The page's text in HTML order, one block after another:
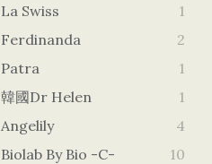
La Swiss
1
Ferdinanda
2
Patra
1
韓國dr Helen
1
Angelily
4
Biolab By Bio -c-
10